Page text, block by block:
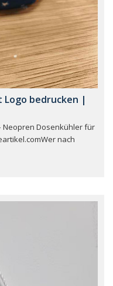
Logo bedrucken |
Neopren Dosenkühler für
nach